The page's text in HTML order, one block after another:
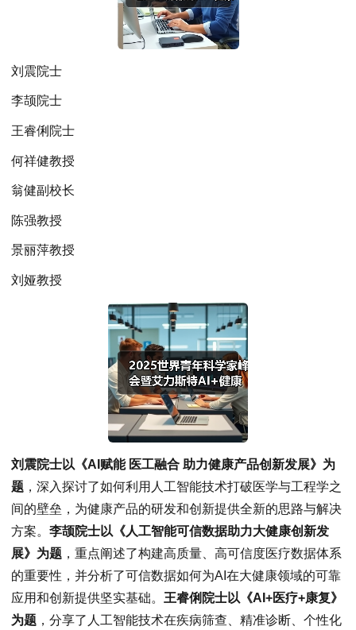
刘震院士
李颉院士
王睿俐院士
何祥健教授
翁健副校长
陈强教授
景丽萍教授
刘娅教授
刘震院士以《AI赋能 医工融合 助力健康产品创新发展》为
题 ，深入探讨了如何利用人工智能技术打破医学与工程学之
间的壁垒，为健康产品的研发和创新提供全新的思路与解决
方案。 李颉院士以《人工智能可信数据助力大健康创新发
展》为题 ，重点阐述了构建高质量、高可信度医疗数据体系
的重要性，并分析了可信数据如何为AI在大健康领域的可靠
应用和创新提供坚实基础。 王睿俐院士以《AI+医疗+康复》
为题 ，分享了人工智能技术在疾病筛查、精准诊断、个性化